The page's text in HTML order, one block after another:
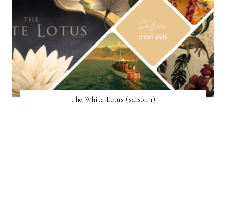
The White Lotus (saison 1)